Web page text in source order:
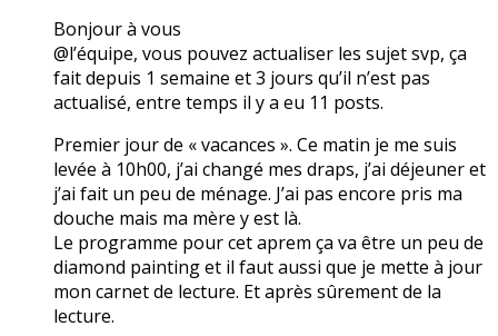
Bonjour à vous
@l’équipe, vous pouvez actualiser les sujet svp, ça
fait depuis 1 semaine et 3 jours qu’il n’est pas
actualisé, entre temps il y a eu 11 posts.
Premier jour de « vacances ». Ce matin je me suis
levée à 10h00, j’ai changé mes draps, j’ai déjeuner et
j’ai fait un peu de ménage. J’ai pas encore pris ma
douche mais ma mère y est là.
Le programme pour cet aprem ça va être un peu de
diamond painting et il faut aussi que je mette à jour
mon carnet de lecture. Et après sûrement de la
lecture.